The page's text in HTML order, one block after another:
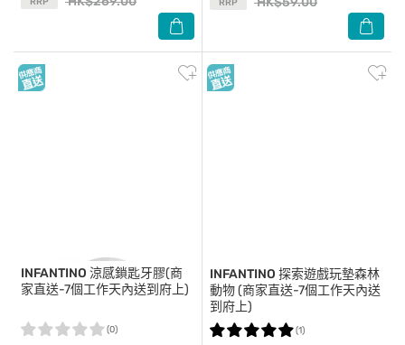
RRP
INFANTINO 涼感鎖匙牙膠(商
家直送-7個工作天內送到府上)
(0)
INFANTINO 探索遊戲玩墊森林
動物 (商家直送-7個工作天內送
到府上)
(1)